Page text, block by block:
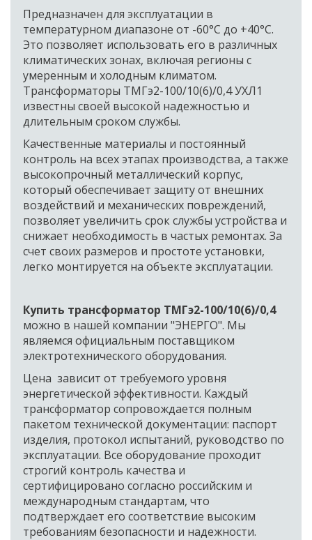
Предназначен для эксплуатации в
температурном диапазоне от -60°C до +40°C.
Это позволяет использовать его в различных
климатических зонах, включая регионы с
умеренным и холодным климатом.
Трансформаторы ТМГэ2-100/10(6)/0,4 УХЛ1
известны своей высокой надежностью и
длительным сроком службы.
Качественные материалы и постоянный
контроль на всех этапах производства, а также
высокопрочный металлический корпус,
который обеспечивает защиту от внешних
воздействий и механических повреждений,
позволяет увеличить срок службы устройства и
снижает необходимость в частых ремонтах. За
счет своих размеров и простоте установки,
легко монтируется на объекте эксплуатации.
Купить трансформатор ТМГэ2-100/10(6)/0,4
можно в нашей компании "ЭНЕРГО". Мы
являемся официальным поставщиком
электротехнического оборудования.
Цена  зависит от требуемого уровня
энергетической эффективности. Каждый
трансформатор сопровождается полным
пакетом технической документации: паспорт
изделия, протокол испытаний, руководство по
эксплуатации. Все оборудование проходит
строгий контроль качества и
сертифицировано согласно российским и
международным стандартам, что
подтверждает его соответствие высоким
требованиям безопасности и надежности.